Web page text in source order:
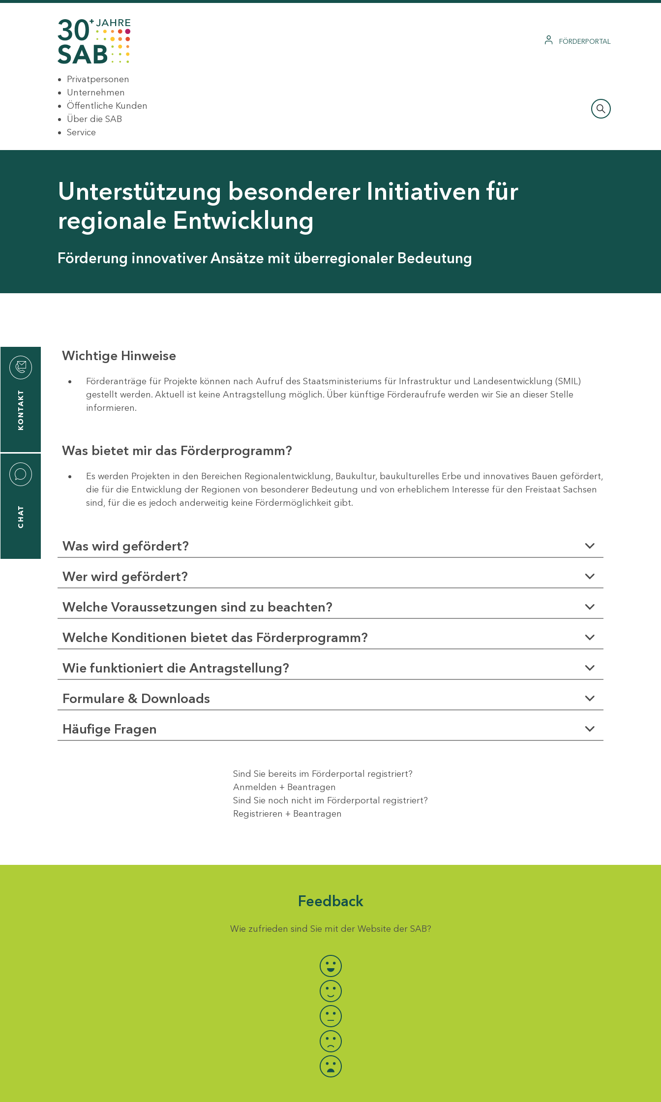
FÖRDERPORTAL
Privatpersonen
Unternehmen
Öffentliche Kunden
Über die SAB
Service
Unterstützung besonderer Initiativen für
regionale Entwicklung
Förderung innovativer Ansätze mit überregionaler Bedeutung
KONTAKT
CHAT
Wichtige Hinweise
Förderanträge für Projekte können nach Aufruf des Staatsministeriums für Infrastruktur und Landesentwicklung (SMIL)
gestellt werden. Aktuell ist keine Antragstellung möglich. Über künftige Förderaufrufe werden wir Sie an dieser Stelle
informieren.
Was bietet mir das Förderprogramm?
Es werden Projekten in den Bereichen Regionalentwicklung, Baukultur, baukulturelles Erbe und innovatives Bauen gefördert,
die für die Entwicklung der Regionen von besonderer Bedeutung und von erheblichem Interesse für den Freistaat Sachsen
sind, für die es jedoch anderweitig keine Fördermöglichkeit gibt.
Was wird gefördert?
Wer wird gefördert?
Welche Voraussetzungen sind zu beachten?
Welche Konditionen bietet das Förderprogramm?
Wie funktioniert die Antragstellung?
Formulare & Downloads
Häufige Fragen
Sind Sie bereits im Förderportal registriert?
Anmelden + Beantragen
Sind Sie noch nicht im Förderportal registriert?
Registrieren + Beantragen
Feedback
Wie zufrieden sind Sie mit der Website der SAB?
Bewertung auswählen